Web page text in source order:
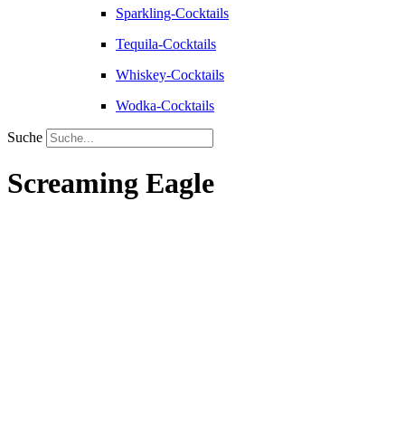
Sparkling-Cocktails
Tequila-Cocktails
Whiskey-Cocktails
Wodka-Cocktails
Suche
Screaming Eagle